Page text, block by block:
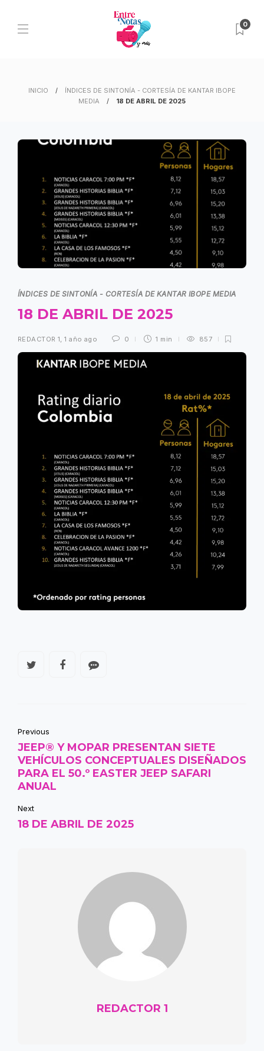
0
INICIO
ÍNDICES DE SINTONÍA - CORTESÍA DE KANTAR IBOPE
MEDIA
18 DE ABRIL DE 2025
ÍNDICES DE SINTONÍA - CORTESÍA DE KANTAR IBOPE MEDIA
18 DE ABRIL DE 2025
REDACTOR 1,1 año ago 0 1 min 857
Previous
JEEP® Y MOPAR PRESENTAN SIETE
VEHÍCULOS CONCEPTUALES DISEÑADOS
PARA EL 50.º EASTER JEEP SAFARI
ANUAL
Next
18 DE ABRIL DE 2025
REDACTOR 1